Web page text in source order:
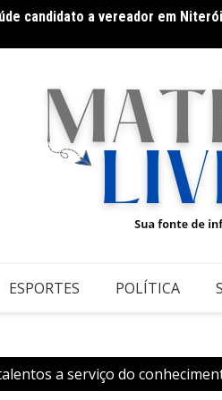
pequenas atitudes que fazem
ESPORTES POLÍTICA
a serviço do